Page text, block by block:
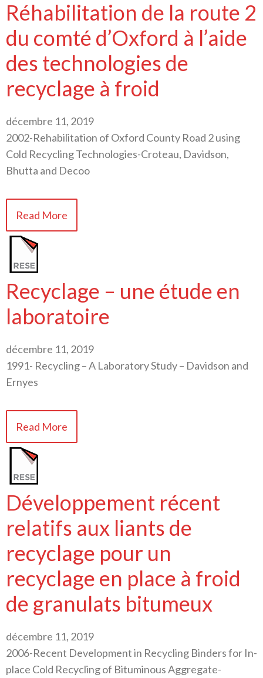
Réhabilitation de la route 2
du comté d’Oxford à l’aide
des technologies de
recyclage à froid
décembre 11, 2019
2002-Rehabilitation of Oxford County Road 2 using
Cold Recycling Technologies-Croteau, Davidson,
Bhutta and Decoo
Read More
Recyclage – une étude en
laboratoire
décembre 11, 2019
1991- Recycling – A Laboratory Study – Davidson and
Ernyes
Read More
Développement récent
relatifs aux liants de
recyclage pour un
recyclage en place à froid
de granulats bitumeux
décembre 11, 2019
2006-Recent Development in Recycling Binders for In-
place Cold Recycling of Bituminous Aggregate-